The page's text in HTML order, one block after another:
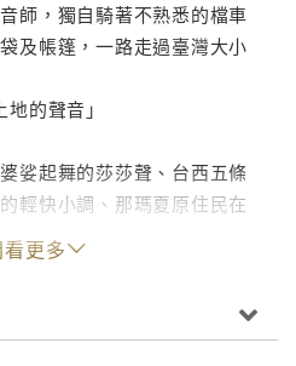
師，獨自騎著不熟悉的檔車
及帳篷，一路走過臺灣大小
的聲音」
娑起舞的莎莎聲、台西五條
輕快小調、那瑪夏原住民在
、臺南大仙寺清晨濃霧中傳
鐵牛車換檔的機械聲、夜風
學校裡專屬青春的喧鬧聲、
啪聲……」
更多